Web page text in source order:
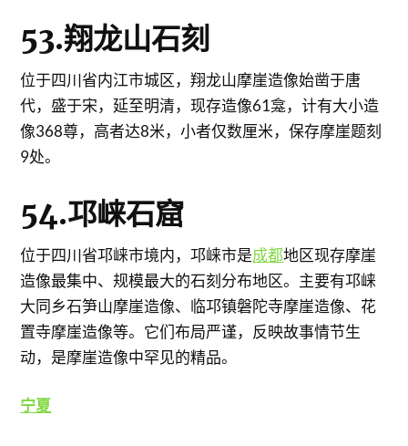
53.翔龙山石刻
位于四川省内江市城区，翔龙山摩崖造像始凿于唐
代，盛于宋，延至明清，现存造像61龛，计有大小造
像368尊，高者达8米，小者仅数厘米，保存摩崖题刻
9处。
54.邛崃石窟
位于四川省邛崃市境内，邛崃市是成都地区现存摩崖
造像最集中、规模最大的石刻分布地区。主要有邛崃
大同乡石笋山摩崖造像、临邛镇磐陀寺摩崖造像、花
置寺摩崖造像等。它们布局严谨，反映故事情节生
动，是摩崖造像中罕见的精品。
宁夏